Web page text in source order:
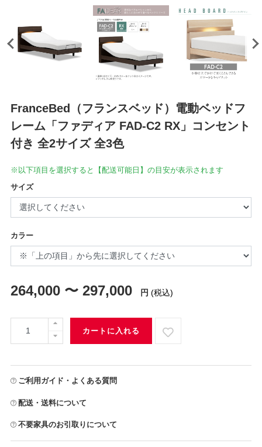
FranceBed（フランスベッド）電動ベッドフ
レーム「ファディア FAD-C2 RX」コンセント
付き 全2サイズ 全3色
※以下項目を選択すると【配送可能日】の目安が表示されます
サイズ
カラー
264,000 〜 297,000 円 (税込)
カートに入れる
ご利用ガイド・よくある質問
配送・送料について
不要家具のお引取りについて